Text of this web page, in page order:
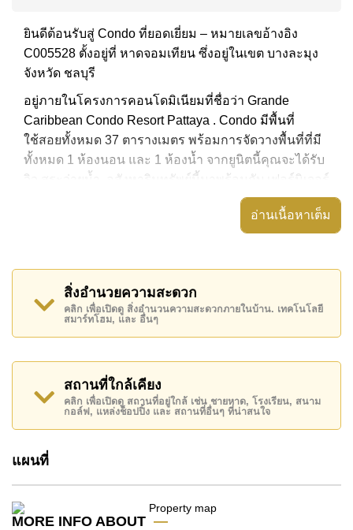
ยินดีต้อนรับสู่ Condo ที่ยอดเยี่ยม – หมายเลขอ้างอิง
C005528 ตั้งอยู่ที่ หาดจอมเทียน ซึ่งอยู่ในเขต บางละมุง
จังหวัด ชลบุรี
อยู่ภายในโครงการคอนโดมิเนียมที่ชื่อว่า Grande
Caribbean Condo Resort Pattaya . Condo มีพื้นที่
ใช้สอยทั้งหมด 37 ตารางเมตร พร้อมการจัดวางพื้นที่ที่มี
ทั้งหมด 1 ห้องนอน และ 1 ห้องน้ำ จากยูนิตนี้คุณจะได้รับ
วิว สระว่ายน้ำ. อสังหาริมทรัพย์นี้มาพร้อมกับ เฟอร์นิเจอร์
ครบ และยังมีสิ่งอำนวยความสะดวก ได้แก่ มีระเบียง,
Grande Caribbean Condo Resort Pattaya มีสิ่งอำนวย
ความสะดวกส่วนกลาง ได้แก่ สไลเดอร์, ห้องเกมส์, ซาว
น่าหรือห้องอบไอน้ำ, สนามเด็กเล่น
สถานที่สำคัญใกล้ Grande Caribbean Condo Resort
Pattaya ได้แก่: เดินทางไปชายหาดได้ง่าย, ไกล้เคียงรถ
ประจำทาง , ตลาดน้ำสี่ภาคพัทยา, พัทยาปาร์ค , เอเชีย 9
หลุม กอล์ฟ , โรงพยาบาลเมืองพัทยา
อสังหาริมทรัพย์นี้มีไว้สำหรับขายในราคา ฿ 3,300,000
บาท คิดเป็น ฿ 89,189 บาทต่อตารางเมตร และยังมีให้เช่า
ในราคา ฿ 18,000 บาท
โฆษณาเป็นราคาสำหรับสัญญาเช่า 1 ปี และต้องวางเงิน
อ่านเนื้อหาเต็ม
สิ่งอำนวยความสะดวก
คลิก เพื่อเปิดดู สิ่งอำนวนความสะดวกภายในบ้าน. เทคโนโลยี
สมาร์ทโฮม, และ อื่นๆ
สถานที่ใกล้เคียง
คลิก เพื่อเปิดดู สถานที่อยู่ใกล้ เช่น ชายหาด, โรงเรียน, สนาม
กอล์ฟ, แหล่งช็อปปิ้ง และ สถานที่อื่นๆ ที่น่าสนใจ
แผนที่
MORE INFO ABOUT